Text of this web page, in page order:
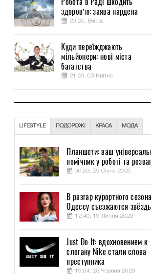
здоров’ю: заява нардепа
20:25, Вчора
Куди переїжджають
мільйонери: нові міста
багатства
21:23, 03 Квітня
LIFESTYLE ПОДОРОЖІ КРАСА МОДА
Планшети: ваш
помічник у роботі та
00:53, 29 Січня 2025
В разгар курортного
Одессу съезжаются
12:40, 19 Липня 2020
Just Do It: вдохновением к
слогану Nike стали слова
преступника
19:04, 23 Червня 2020